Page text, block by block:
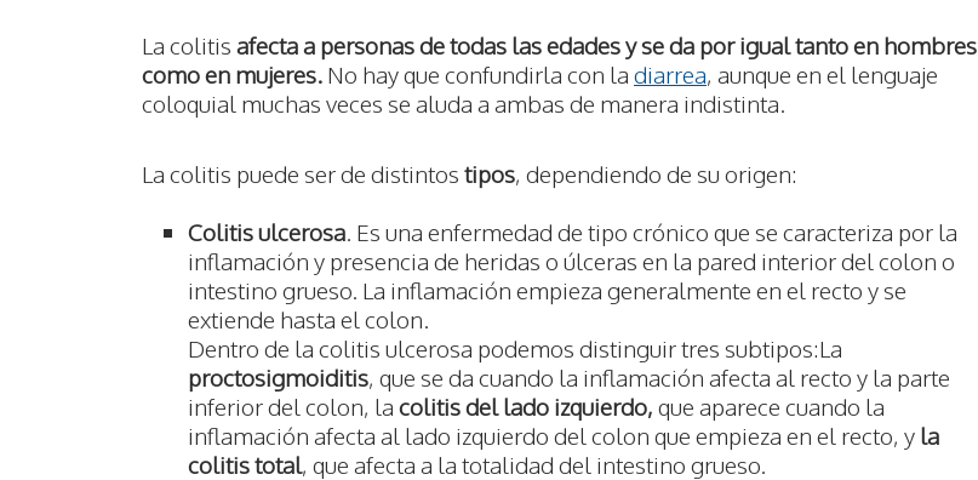
La colitis afecta a personas de todas las edades y se da por igual tanto en hombres
como en mujeres. No hay que confundirla con la diarrea, aunque en el lenguaje
coloquial muchas veces se aluda a ambas de manera indistinta.
La colitis puede ser de distintos tipos, dependiendo de su origen:
Colitis ulcerosa. Es una enfermedad de tipo crónico que se caracteriza por la
inflamación y presencia de heridas o úlceras en la pared interior del colon o
intestino grueso. La inflamación empieza generalmente en el recto y se
extiende hasta el colon.
Dentro de la colitis ulcerosa podemos distinguir tres subtipos:La
proctosigmoiditis, que se da cuando la inflamación afecta al recto y la parte
inferior del colon, la colitis del lado izquierdo, que aparece cuando la
inflamación afecta al lado izquierdo del colon que empieza en el recto, y la
colitis total, que afecta a la totalidad del intestino grueso.